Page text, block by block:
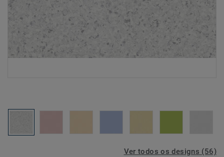
Ver todos os designs (56)